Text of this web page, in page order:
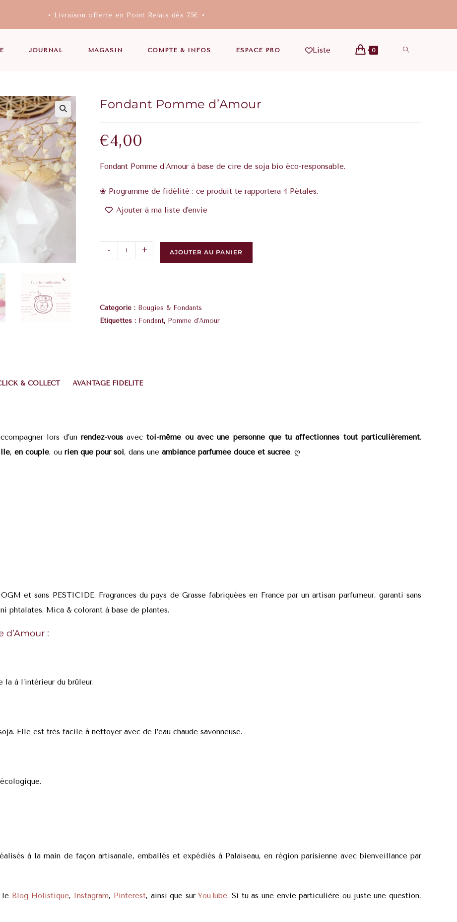
• Livraison offerte en Point Relais dès 75€ •
JOURNAL MAGASIN COMPTE & INFOS ESPACE PRO Liste 0
Fondant Pomme d’Amour
€4,00
Fondant Pomme d’Amour à base de cire de soja bio éco-responsable.
❀ Programme de fidélité : ce produit te rapportera 4 Pétales.
Ajouter à ma liste d'envie
- + AJOUTER AU PANIER
Catégorie : Bougies & Fondants
Étiquettes : Fondant, Pomme d'Amour
& COLLECT AVANTAGE FIDÉLITÉ
lors d’un rendez-vousavectoi-même ou avec une personne que tu affectionnes tout particulièrement.
, en couple, ou rien que pour soi, dans une ambiance parfumée douce et sucrée. ღ
et sans PESTICIDE. Fragrances du pays de Grasse fabriquées en France par un artisan parfumeur, garanti sans
phtalates. Mica & colorant à base de plantes.
d’Amour :
à l’intérieur du brûleur.
Elle est très facile à nettoyer avec de l’eau chaude savonneuse.
à la main de façon artisanale, emballés et expédiés à Palaiseau, en région parisienne avec bienveillance par
le Blog Holistique, Instagram, Pinterest, ainsi que surYouTube. Si tu as une envie particulière ou juste une question,